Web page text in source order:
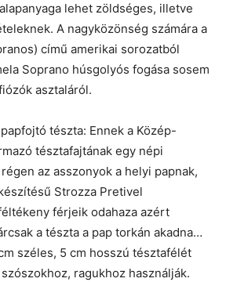
lehet zöldséges, illetve
A nagyközönség számára a
című amerikai sorozatból
Soprano húsgolyós fogása sosem
asztaláról.
tészta: Ennek a Közép-
tésztafajtának egy népi
az asszonyok a helyi papnak,
Strozza Pretivel
férjeik odahaza azért
a tészta a pap torkán akadna…
széles, 5 cm hosszú tésztafélét
ragukhoz használják.